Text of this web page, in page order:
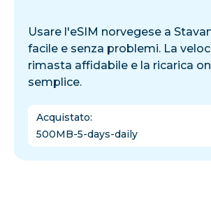
Usare l'eSIM norvegese a
facile e senza problemi. La
rimasta affidabile e la ricarica
semplice.
Acquistato:
500MB-5-days-daily